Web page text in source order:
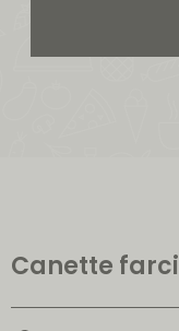
Canette